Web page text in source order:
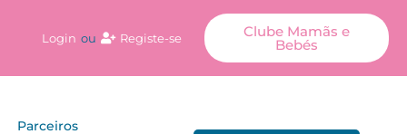
Login ou Registe-se Clube Mamãs e
Bebés
Parceiros